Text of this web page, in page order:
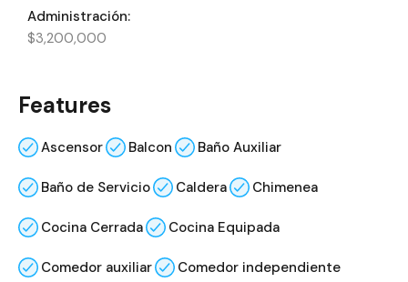
Administración:
$3,200,000
Features
Ascensor Balcon Baño Auxiliar
Baño de Servicio Caldera Chimenea
Cocina Cerrada Cocina Equipada
Comedor auxiliar Comedor independiente